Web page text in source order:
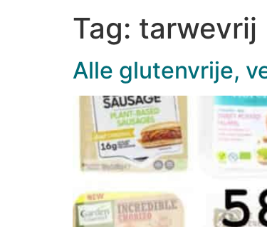
Tag: tarwevrij
Alle glutenvrije,